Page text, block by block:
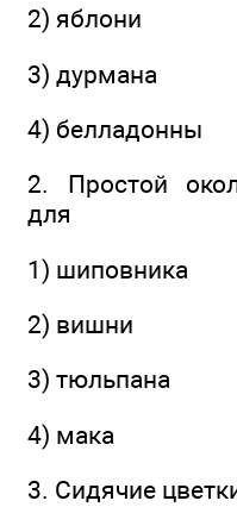
2) яблони
3) дурмана
4) белладонны
2. Простой
для
1) шиповника
2) вишни
3) тюльпана
4) мака
3. Сидячие